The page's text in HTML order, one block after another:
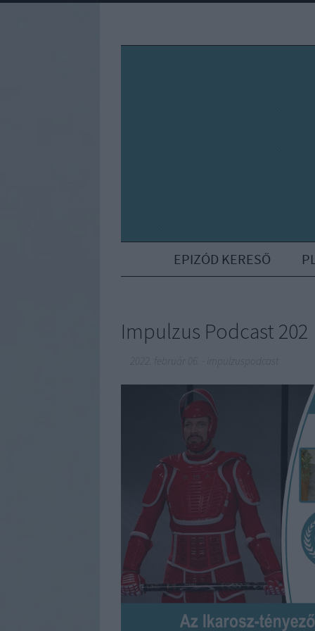
EPIZÓD KERESŐ
Impulzus Podcast 202